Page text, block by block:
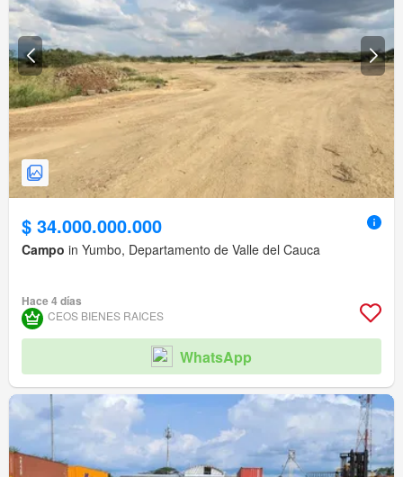
$ 34.000.000.000
Campo in Yumbo, Departamento de Valle del Cauca
Hace 4 días
CEOS BIENES RAICES
WhatsApp